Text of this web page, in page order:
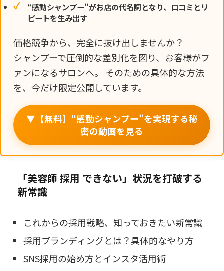
“感動シャンプー”がお店の代名詞となり、口コミとリ
ピートを生み出す
価格競争から、完全に抜け出しませんか？
シャンプーで圧倒的な差別化を図り、お客様がフ
ァンになるサロンへ。 そのための具体的な方法
を、今だけ限定公開しています。
▼【無料】“感動シャンプー”を実現する秘
密の動画を見る
「美容師 採用 できない」状況を打破する
新常識
これからの採用戦略、知っておきたい新常識
採用ブランディングとは？具体的なやり方
SNS採用の始め方とインスタ活用術